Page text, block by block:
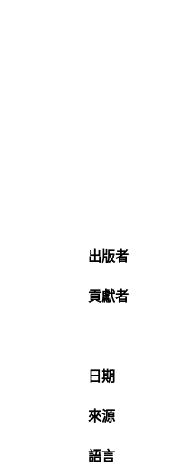
出版者
貢獻者
日期
來源
語言